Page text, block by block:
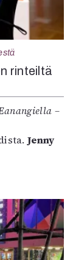
rinteiltä
–
Jenny